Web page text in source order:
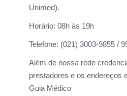
Unimed).
Horário: 08h às 19h
Telefone: (021) 3003-9855 /
Além de nossa rede
prestadores e os endereços
Guia Médico